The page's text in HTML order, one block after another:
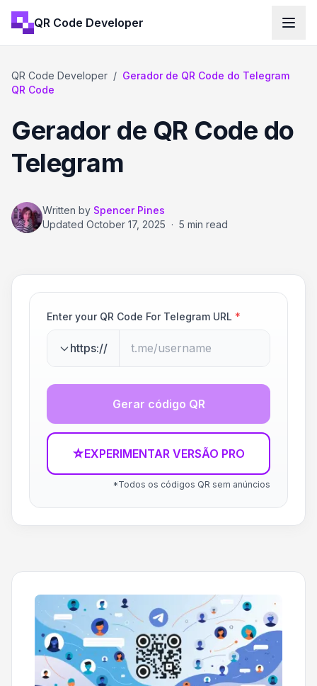
QR Code Developer
QR Code Developer / Gerador de QR Code do Telegram
QR Code
Gerador de QR Code do
Telegram
Written by Spencer Pines
Updated October 17, 2025 · 5 min read
Enter your QR Code For Telegram URL *
https://
Gerar código QR
☆EXPERIMENTAR VERSÃO PRO
*Todos os códigos QR sem anúncios